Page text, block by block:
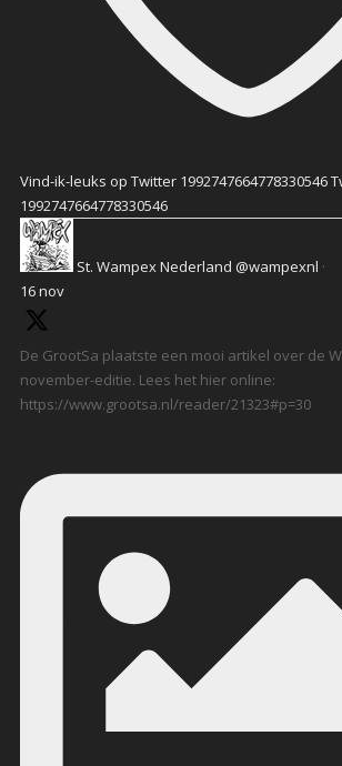
Vind-ik-leuks op Twitter 1992747664778330546
1992747664778330546
St. Wampex Nederland @wampexnl ·
16 nov
De GrootSa plaatste een mooi artikel over de
november-editie. Lees het hier online:
https://www.grootsa.nl/reader/21323#p=30